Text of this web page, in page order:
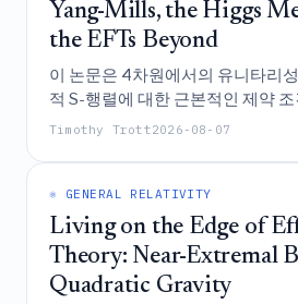
Yang-Mills, the Higgs
the EFTs Beyond
이 논문은 4차원에서의 유니타리
적 S-행렬에 대한 근본적인 제약
이 없는 상태와 질량이 있는 산란
(unitarization)를 위한 힉스 메커니
구함을 입증하는 동시에 더 넓은 유
려낸다.
Timothy Trott2026-08-07
⚛️ GENERAL RELATIVITY
Living on the Edge of
Theory: Near-Extremal
Quadratic Gravity